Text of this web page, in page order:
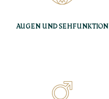
AUGEN UND SEHFUNKTION